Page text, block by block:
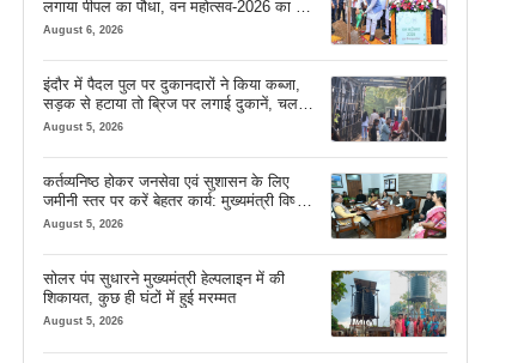
लगाया पीपल का पौधा, वन महोत्सव-2026 का हुआ
शुभारंभ
August 6, 2026
इंदौर में पैदल पुल पर दुकानदारों ने किया कब्जा,
सड़क से हटाया तो ब्रिज पर लगाई दुकानें, चलने
की जगह भी नहीं मिल रही
August 5, 2026
कर्तव्यनिष्ठ होकर जनसेवा एवं सुशासन के लिए
जमीनी स्तर पर करें बेहतर कार्य: मुख्यमंत्री विष्णु
देव साय
August 5, 2026
सोलर पंप सुधारने मुख्यमंत्री हेल्पलाइन में की
शिकायत, कुछ ही घंटों में हुई मरम्मत
August 5, 2026